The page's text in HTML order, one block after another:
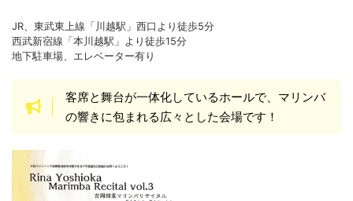
JR、東武東上線「川越駅」西口より徒歩5分
西武新宿線「本川越駅」より徒歩15分
地下駐車場、エレベーター有り
客席と舞台が一体化しているホールで、マリンバ
の響きに包まれる広々とした会場です！